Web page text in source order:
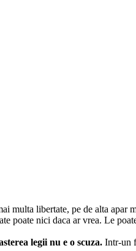
multa libertate, pe de alta apar
poate nici daca ar vrea. Le
legii nu e o scuza. Intr-un